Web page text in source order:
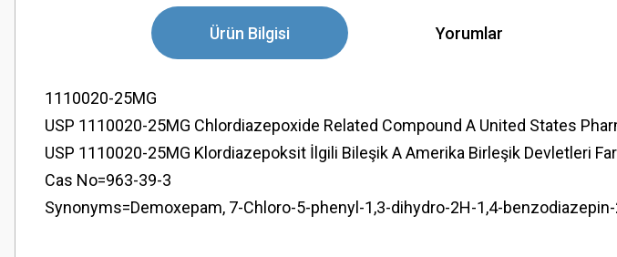
Ürün Bilgisi Yorumlar
1110020-25MG
USP 1110020-25MG Chlordiazepoxide Related Compound A United States
USP 1110020-25MG Klordiazepoksit İlgili Bileşik A Amerika Birleşik Devletleri
Cas No=963-39-3
Synonyms=Demoxepam, 7-Chloro-5-phenyl-1,3-dihydro-2H-1,4-